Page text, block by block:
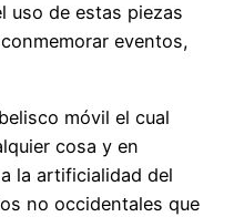
uso de estas piezas
eventos,
móvil el cual
cosa y en
la artificialidad del
no occidentales que